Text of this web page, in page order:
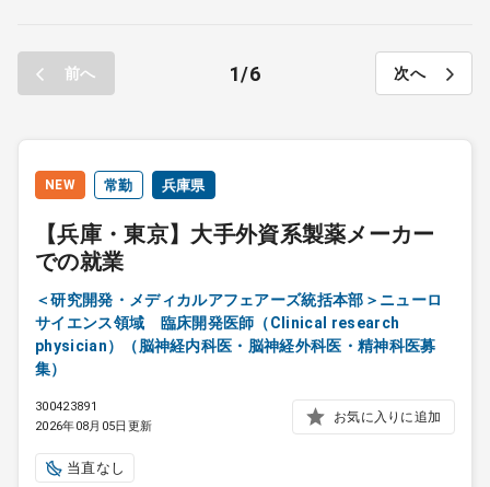
お問合せ
前へ 1 6 次へ
NEW 常勤 兵庫県
【兵庫・東京】大手外資系製薬メーカー
での就業
＜研究開発・メディカルアフェアーズ統括本部＞ニューロ
サイエンス領域 臨床開発医師（Clinical research
physician）（脳神経内科医・脳神経外科医・精神科医募
集）
300423891
2026年08月05日更新
お気に入りに追加
当直なし